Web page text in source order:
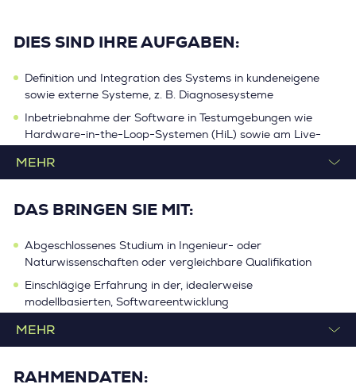
DIES SIND IHRE AUFGABEN:
Definition und Integration des Systems in kundeneigene
sowie externe Systeme, z. B. Diagnosesysteme
Inbetriebnahme der Software in Testumgebungen wie
Hardware-in-the-Loop-Systemen (HiL) sowie am Live-
Abstimmung mit internen Fachbereichen sowie
Funktionsbeschreibungen
Pflege von Software-Releases und Software-Stücklisten
Übernahme des EOL-Management und der Serienpflege
der Software
Sicherstellung der Kompatibilität hinsichtlich normativer
Anforderungen
Unterstützung von Training und Service
DAS BRINGEN SIE MIT:
Abgeschlossenes Studium in Ingenieur- oder
Naturwissenschaften oder vergleichbare Qualifikation
Einschlägige Erfahrung in der, idealerweise
modellbasierten, Softwareentwicklung
Erfahrung im Requirements Engineering und
CAN oder Security von Vorteil
RAHMENDATEN: